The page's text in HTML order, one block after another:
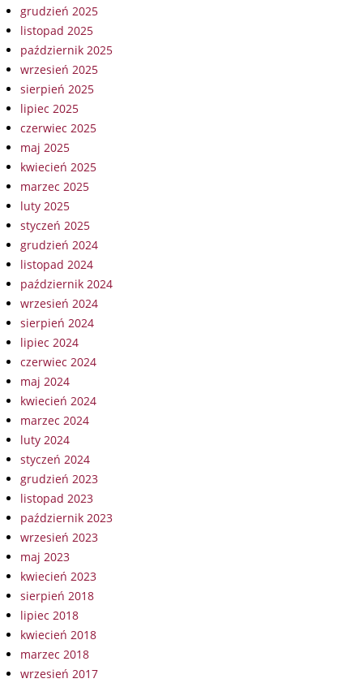
grudzień 2025
listopad 2025
październik 2025
wrzesień 2025
sierpień 2025
lipiec 2025
czerwiec 2025
maj 2025
kwiecień 2025
marzec 2025
luty 2025
styczeń 2025
grudzień 2024
listopad 2024
październik 2024
wrzesień 2024
sierpień 2024
lipiec 2024
czerwiec 2024
maj 2024
kwiecień 2024
marzec 2024
luty 2024
styczeń 2024
grudzień 2023
listopad 2023
październik 2023
wrzesień 2023
maj 2023
kwiecień 2023
sierpień 2018
lipiec 2018
kwiecień 2018
marzec 2018
wrzesień 2017